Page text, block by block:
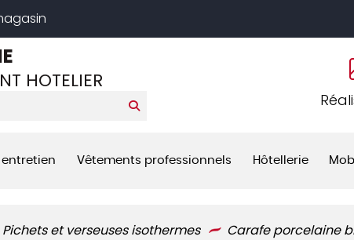
HOTELIER
entretien Vêtements professionnels Hôtellerie
Pichets et verseuses isothermes Carafe porcelaine